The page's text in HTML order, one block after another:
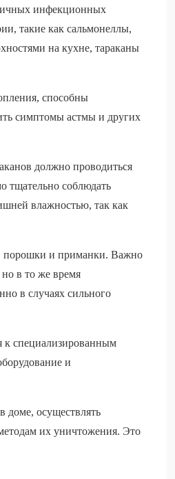
инфекционных
такие как сальмонеллы,
на кухне, тараканы
способны
симптомы астмы и других
должно проводиться
тщательно соблюдать
влажностью, так как
порошки и приманки. Важно
в то же время
в случаях сильного
к специализированным
и
доме, осуществлять
их уничтожения. Это